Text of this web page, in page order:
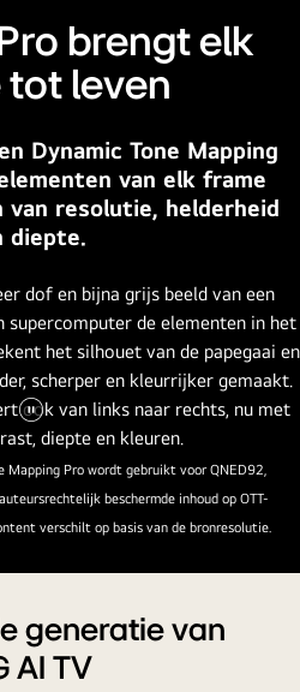
brengt elk
tot leven
Dynamic Tone Mapping
van elk frame
resolutie, helderheid
diepte.
Video
pauzeren
Mapping Pro wordt gebruikt voor QNED92,
beschermde inhoud op OTT-
verschilt op basis van de bronresolutie.
generatie van
AI TV